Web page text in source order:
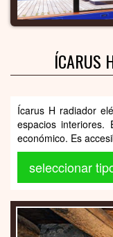
ÍCARUS
Ícarus H radiador
espacios interiores.
económico. Es
seleccionar